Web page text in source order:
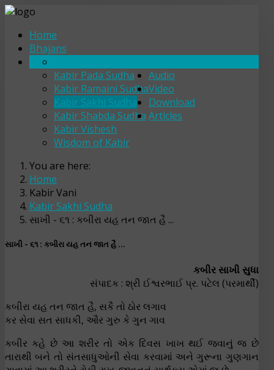
Home
Bhajans
Kabir Pada Sudha
Kabir Ramaini Sudha
Kabir Sakhi Sudha
Kabir Shabda Sudha
Kabir Vishesh
Wisdom of Kabir
Audio
Video
Download
Articles
You are here:
Home
Kabir Vani
Kabir Sakhi Sudha
સાખી - ૬૧ : કબીરા યહ તન જાત હૈ ...
સાખી - ૬૧ : કબીરા યહ તન જાત હૈ ...
કબીર સાખી સુધા
સંપાદક : શ્રી ઈશ્વરભાઈ પ્ર. પટેલ (પરમાર્થી)
કબીરા યહ તન જાત હૈ, સકૈ તો ઠોર લગાવ
કર સેવા સત સાધકી, ઔર ગુરુ કે ગુન ગાવ
કબીર કહે છે આ શરીર તો એક દિવસ ખાખ થઈ જવાનું જ છે
તારાથી બને તો સંતસાધુઓની સેવા કરવામાં અને ગુરૂના ગુણગાન